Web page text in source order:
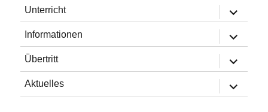
Unterricht
öffnen
Informationen
öffnen
Übertritt
öffnen
Aktuelles
öffnen